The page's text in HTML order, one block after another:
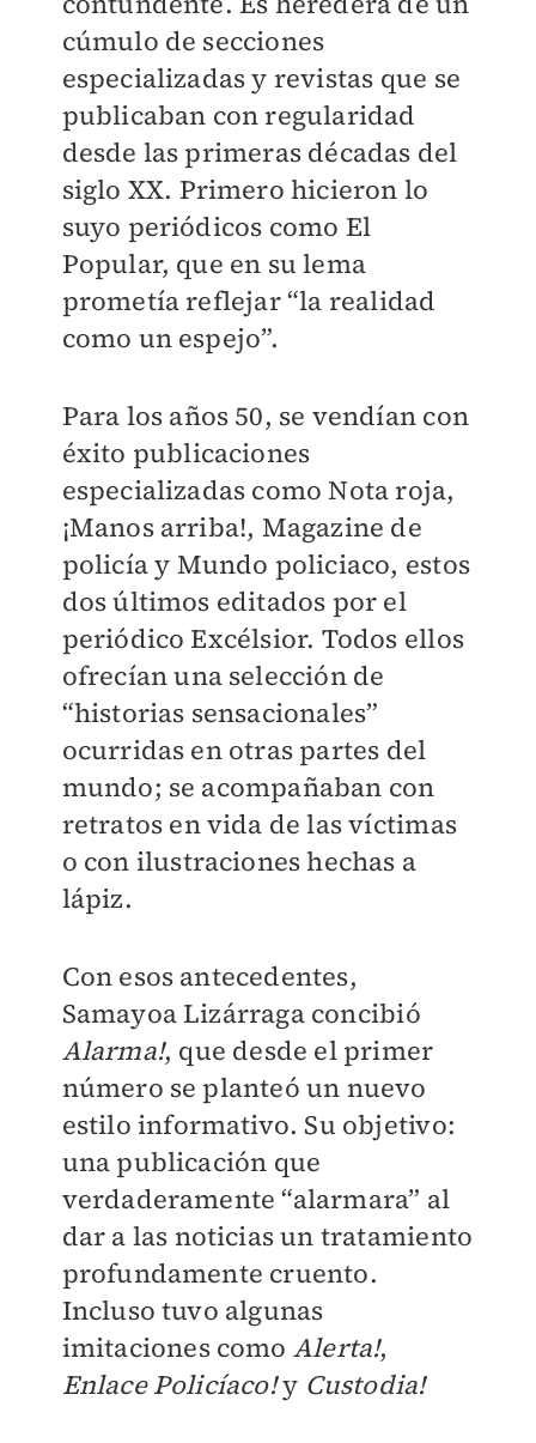
cúmulo de secciones
especializadas y revistas que se
publicaban con regularidad
desde las primeras décadas del
siglo XX. Primero hicieron lo
suyo periódicos como El
Popular, que en su lema
prometía reflejar “la realidad
como un espejo”.
Para los años 50, se vendían con
éxito publicaciones
especializadas como Nota roja,
¡Manos arriba!, Magazine de
policía y Mundo policiaco, estos
dos últimos editados por el
periódico Excélsior. Todos ellos
ofrecían una selección de
“historias sensacionales”
ocurridas en otras partes del
mundo; se acompañaban con
retratos en vida de las víctimas
o con ilustraciones hechas a
lápiz.
Con esos antecedentes,
Samayoa Lizárraga concibió
Alarma!, que desde el primer
número se planteó un nuevo
estilo informativo. Su objetivo:
una publicación que
verdaderamente “alarmara” al
dar a las noticias un tratamiento
profundamente cruento.
Incluso tuvo algunas
imitaciones como Alerta!,
Enlace Policíaco!y Custodia!